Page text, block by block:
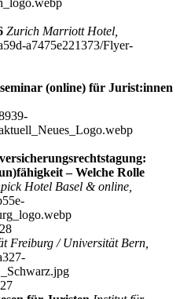
Zurich Marriott Hotel,
(online) für Jurist:innen
– Welche Rolle
Hotel Basel & online,
Freiburg / Universität Bern,